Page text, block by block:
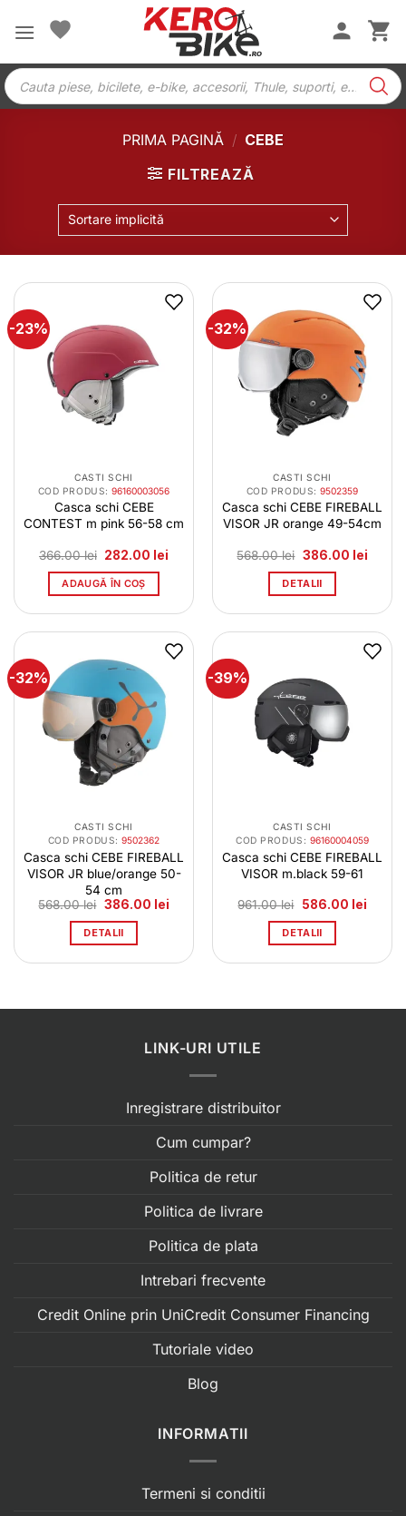
Products
search
PRIMA PAGINĂ / CEBE
FILTREAZĂ
Sortare implicită
-23%
CASTI SCHI
COD PRODUS:96160003056
Casca schi CEBE
CONTEST m pink 56-58 cm
366.00lei Prețul
a
fost:
282.00 lei
ADAUGĂ ÎN COȘ
-32%
CASTI SCHI
COD PRODUS:9502359
Casca schi CEBE FIREBALL
VISOR JR orange 49-54cm
568.00lei Prețul
a
fost:
386.00 leiPrețul
DETALII
-32%
CASTI SCHI
COD PRODUS:9502362
Casca schi CEBE FIREBALL
VISOR JR blue/orange 50-
54 cm
568.00lei Prețul
a
fost:
386.00 leiPrețul
DETALII
-39%
CASTI SCHI
COD PRODUS: 96160004059
Casca schi CEBE FIREBALL
VISOR m.black 59-61
961.00lei Prețul
a
fost:
586.00 leiPrețul
DETALII
LINK-URI UTILE
Inregistrare distribuitor
Cum cumpar?
Politica de retur
Politica de livrare
Politica de plata
Intrebari frecvente
Credit Online prin UniCredit Consumer Financing
Tutoriale video
Blog
INFORMATII
Termeni si conditii